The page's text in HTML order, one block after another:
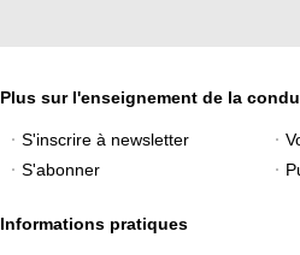
Plus sur l'enseignement de la
S'inscrire à newsletter
S'abonner
Informations pratiques